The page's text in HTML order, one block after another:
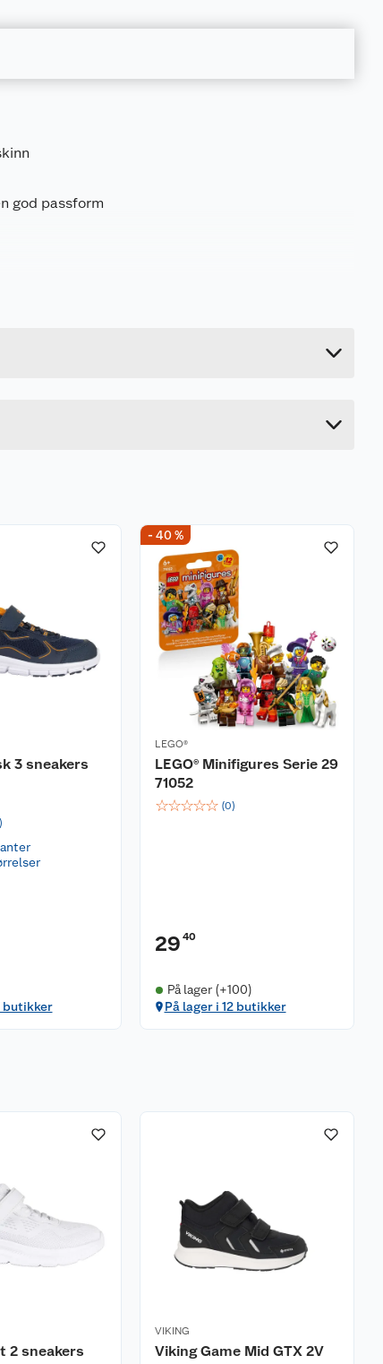
god passform
3 sneakers
)
butikker
- 40 %
LEGO®
LEGO® Minifigures Serie 29
71052
☆☆☆☆☆ (0)
29 40
På lager (+100)
På lager i 12 butikker
2 sneakers
VIKING
Viking Game Mid GTX 2V